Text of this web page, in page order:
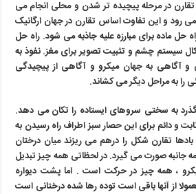
در مرحله پیچیده تر شدن و محلی انجام می
رود و این تفاوت اساس تقارن در جهان ارگانیک
حل ماده برای مبارزه علیه جاذبه می شود. راه حل
سیستم چشم و تثبیت تصویر برای مغز. نفوذ به
و آگاهی به جهان میکرو و آگاهی از پیچیدگی
را به مراحل دیگر می کشاند.
به سختی سروهای ایستاده را تکان می دهد.
و دائم برای این حصار سبز اطراف راه رسیدن به
تقارن شکل را درهم می ریزند میان درختان
صورت می گیرد. در لحظاتی همه چیز تبدیل
، همه چیز در حرکت است . اما پشت دیواره
از آنها باقی است توده رها شده درختانی است